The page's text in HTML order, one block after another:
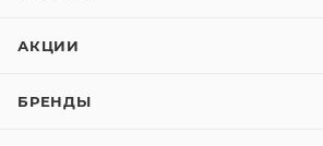
АКЦИИ
БРЕНДЫ